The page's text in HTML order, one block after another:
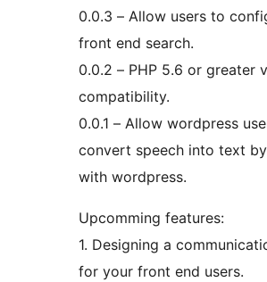
0.0.3 – Allow users to
front end search.
0.0.2 – PHP 5.6 or greater
compatibility.
0.0.1 – Allow wordpress
convert speech into text
with wordpress.
Upcomming features:
1. Designing a
for your front end users.